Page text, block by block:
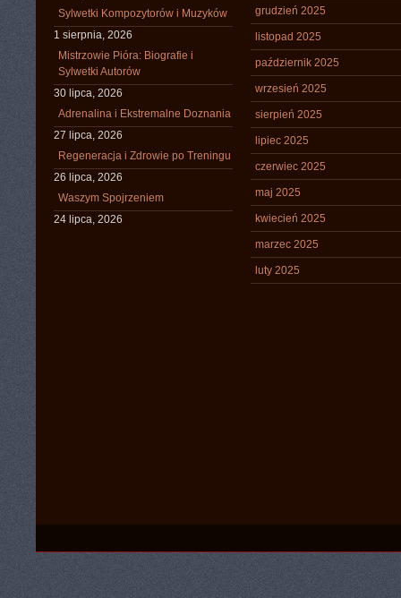
Sylwetki Kompozytorów i Muzyków
1 sierpnia, 2026
Mistrzowie Pióra: Biografie i
Sylwetki Autorów
30 lipca, 2026
Adrenalina i Ekstremalne Doznania
27 lipca, 2026
Regeneracja i Zdrowie po Treningu
26 lipca, 2026
Waszym Spojrzeniem
24 lipca, 2026
grudzień 2025
listopad 2025
październik 2025
wrzesień 2025
sierpień 2025
lipiec 2025
czerwiec 2025
maj 2025
kwiecień 2025
marzec 2025
luty 2025